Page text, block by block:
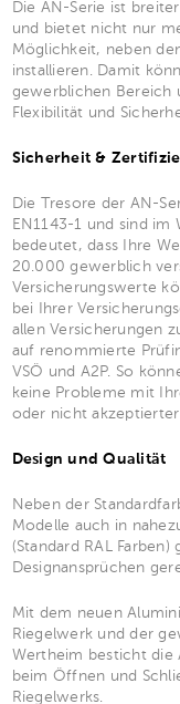
Die AN-Serie ist
und bietet nicht nur
Möglichkeit, neben
installieren. Damit
gewerblichen Bereich
Flexibilität und
Sicherheit &
Die Tresore der AN-
EN1143-1 und sind im
bedeutet, dass Ihre
20.000 gewerblich
Versicherungswerte
bei Ihrer
allen Versicherungen
auf renommierte
VSÖ und A2P. So
keine Probleme mit
oder nicht
Design und Qualität
Neben der
Modelle auch in
(Standard RAL
Designansprüchen
Mit dem neuen
Riegelwerk und der
Wertheim besticht die
beim Öffnen und
Riegelwerks.